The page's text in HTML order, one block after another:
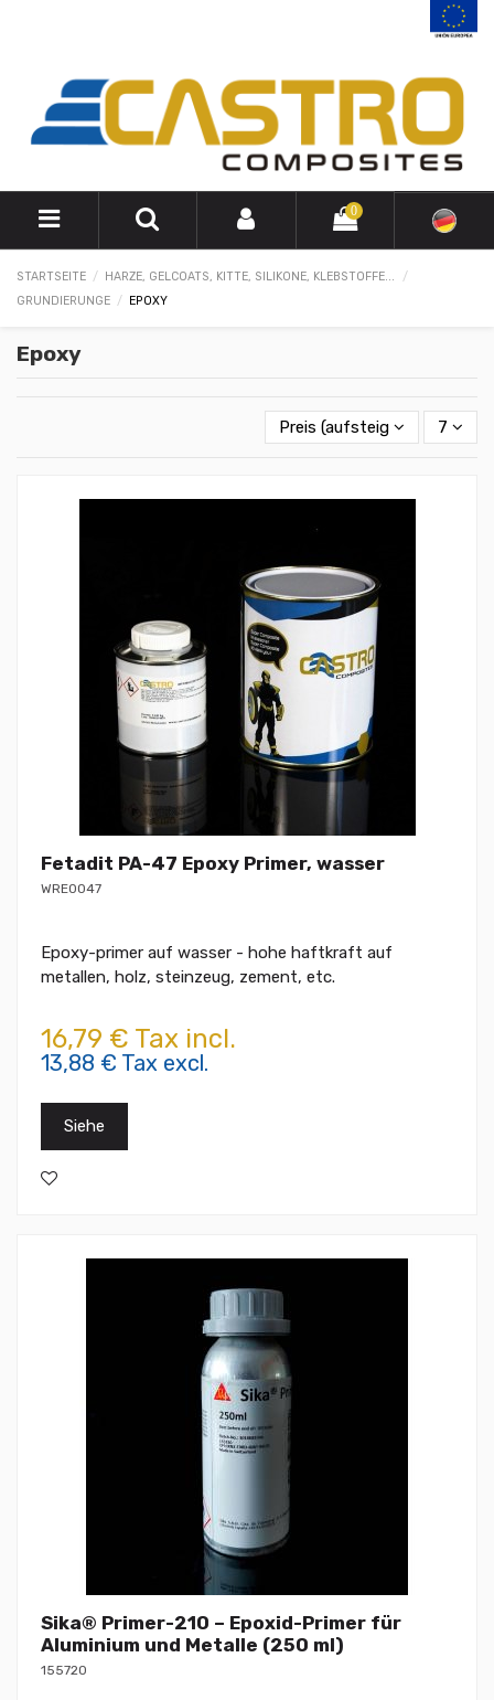
0
STARTSEITE
HARZE, GELCOATS, KITTE, SILIKONE, KLEBSTOFFE...
GRUNDIERUNGE
EPOXY
Epoxy
Preis (aufsteigend) 7
Fetadit PA-47 Epoxy Primer, wasser
WRE0047
Epoxy-primer auf wasser - hohe haftkraft auf
metallen, holz, steinzeug, zement, etc.
16,79 € Tax incl.
13,88 € Tax excl.
Siehe
Sika® Primer-210 – Epoxid-Primer für
Aluminium und Metalle (250 ml)
155720